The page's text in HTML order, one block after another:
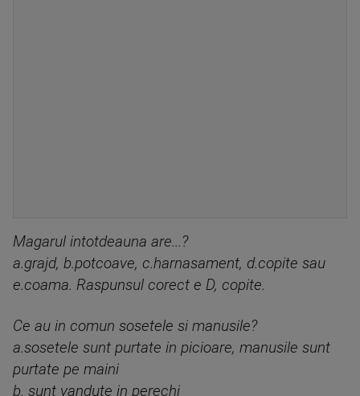
Magarul intotdeauna are...?
a.grajd, b.potcoave, c.harnasament, d.copite sau
e.coama. Raspunsul corect e D, copite.
Ce au in comun sosetele si manusile?
a.sosetele sunt purtate in picioare, manusile sunt
purtate pe maini
b. sunt vandute in perechi